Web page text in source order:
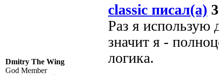
Dmitry The Wing
God Member
classic писал(а)
Раз я использую
значит я -
логика.